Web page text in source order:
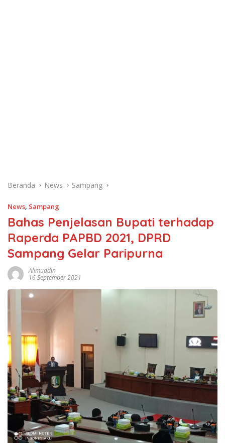
Beranda News Sampang
News, Sampang
Bahas Penjelasan Bupati terhadap
Raperda PAPBD 2021, DPRD
Sampang Gelar Paripurna
Alimuddin
16 September 2021